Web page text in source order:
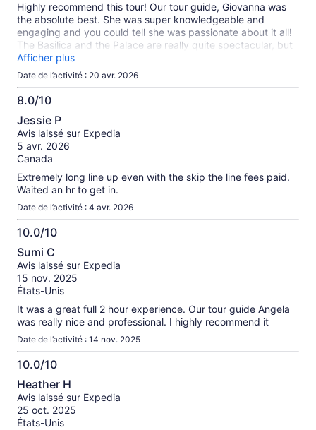
Highly recommend this tour! Our tour guide, Giovanna was
the absolute best. She was super knowledgeable and
engaging and you could tell she was passionate about it all!
The Basilica and the Palace are really quite spectacular, but
the added commentary from someone that was so
passionate and informed made it extra special! Highly
Afficher plus
Date de l’activité : 20 avr. 2026
8.0/10
8.0
sur
10
Jessie P
Avis laissé sur Expedia
5 avr. 2026
Canada
Extremely long line up even with the skip the line fees paid.
Waited an hr to get in.
Date de l’activité : 4 avr. 2026
10.0/10
10.0
sur
10
Sumi C
Avis laissé sur Expedia
15 nov. 2025
États-Unis
It was a great full 2 hour experience. Our tour guide Angela
was really nice and professional. I highly recommend it
Date de l’activité : 14 nov. 2025
10.0/10
10.0
sur
10
Heather H
Avis laissé sur Expedia
25 oct. 2025
États-Unis